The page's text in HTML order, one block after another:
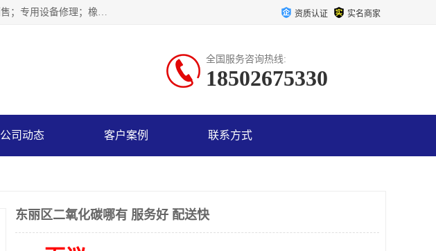
天津永腾气体销售有限公司成立于2020年，注册地位于天津市滨海新区。经营范围包括：专用化学产品销售；专用设备修理；橡胶制品销售；气体压缩机械销售；特种设备销售；仪器仪表销售；机械设备租赁；五金产品批发；食品添加剂销售等，主要供应：氧气、乙炔、氮气、氩气、氢气、氦气、液氨、液氮、一氧化碳、二氧化碳等，各种工业气体，高纯气体，食品级气体。 资质认证 实名商家
全国服务咨询热线:
18502675330
公司动态 客户案例 联系方式
东丽区二氧化碳哪有 服务好 配送快